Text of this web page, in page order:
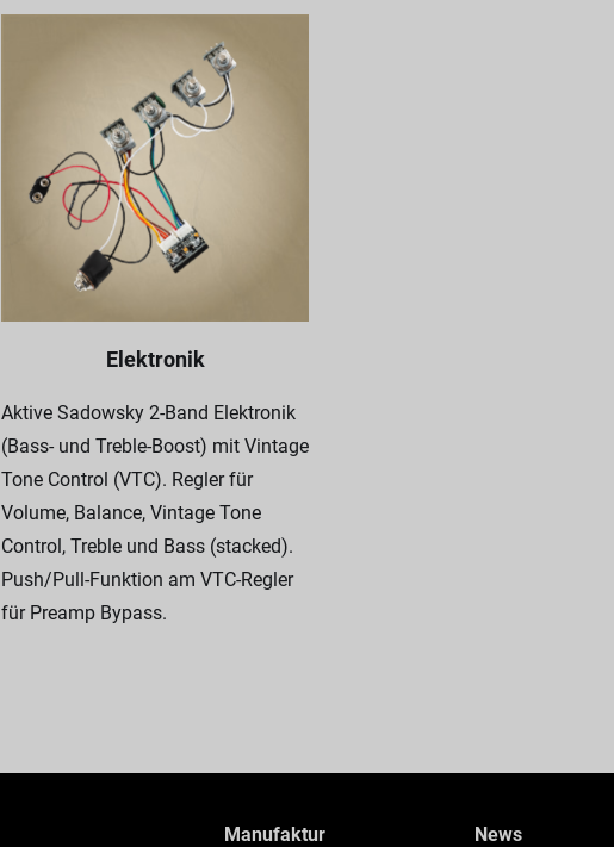
Elektronik
Aktive Sadowsky 2-Band Elektronik
(Bass- und Treble-Boost) mit Vintage
Tone Control (VTC). Regler für
Volume, Balance, Vintage Tone
Control, Treble und Bass (stacked).
Push/Pull-Funktion am VTC-Regler
für Preamp Bypass.
Manufaktur News